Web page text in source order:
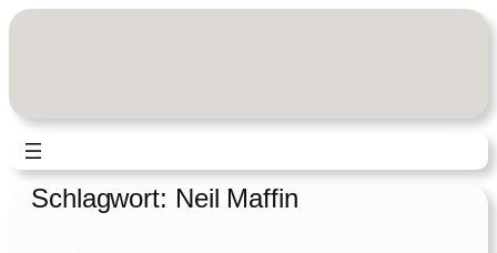
Zum
Schlagwort: Neil Maffin